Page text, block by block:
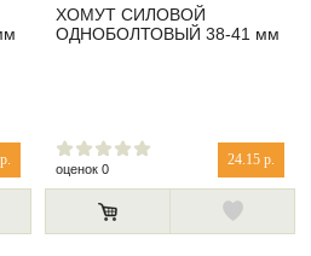
ХОМУТ СИЛОВОЙ
ОДНОБОЛТОВЫЙ 38-41 мм
24.15 р.
оценок 0